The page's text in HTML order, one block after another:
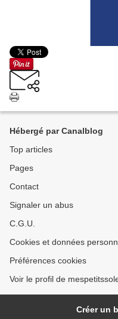
Hébergé par Canalblog
Top articles
Pages
Contact
Signaler un abus
C.G.U.
Cookies et données
Préférences cookies
Voir le profil de
Créer un